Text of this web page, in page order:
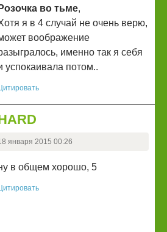
Розочка во тьме,
я в 4 случай не очень верю,
воображение
именно так я себя
успокаивала потом..
января 2015 00:26
в общем хорошо, 5